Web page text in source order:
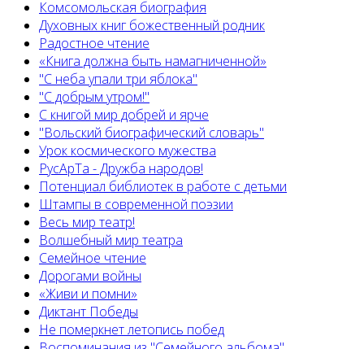
Комсомольская биография
Духовных книг божественный родник
Радостное чтение
«Книга должна быть намагниченной»
"С неба упали три яблока"
"С добрым утром!"
С книгой мир добрей и ярче
"Вольский биографический словарь"
Урок космического мужества
РусАрТа - Дружба народов!
Потенциал библиотек в работе с детьми
Штампы в современной поэзии
Весь мир театр!
Волшебный мир театра
Семейное чтение
Дорогами войны
«Живи и помни»
Диктант Победы
Не померкнет летопись побед